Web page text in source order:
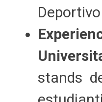
Deportivo
stands